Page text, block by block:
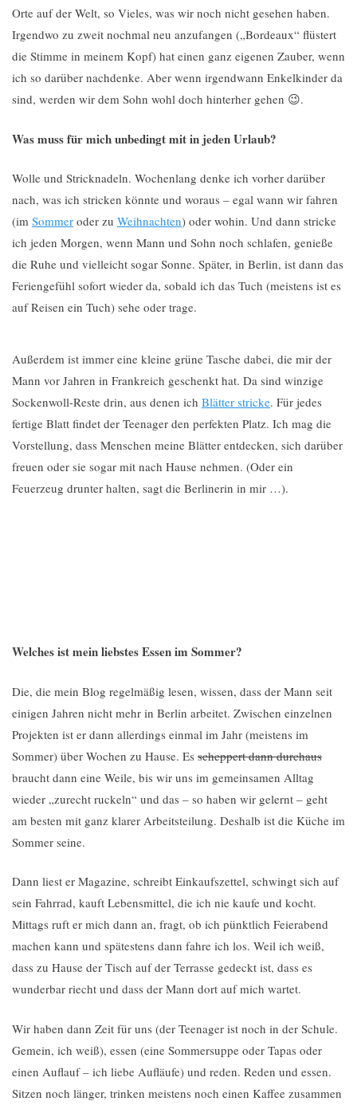
Orte auf der Welt, so Vieles, was wir noch nicht gesehen haben.
Irgendwo zu zweit nochmal neu anzufangen („Bordeaux“ flüstert
die Stimme in meinem Kopf) hat einen ganz eigenen Zauber, wenn
ich so darüber nachdenke. Aber wenn irgendwann Enkelkinder da
sind, werden wir dem Sohn wohl doch hinterher gehen 😉.
Was muss für mich unbedingt mit in jeden Urlaub?
Wolle und Stricknadeln. Wochenlang denke ich vorher darüber
nach, was ich stricken könnte und woraus – egal wann wir fahren
(im Sommer oder zu Weihnachten) oder wohin. Und dann stricke
ich jeden Morgen, wenn Mann und Sohn noch schlafen, genieße
die Ruhe und vielleicht sogar Sonne. Später, in Berlin, ist dann das
Feriengefühl sofort wieder da, sobald ich das Tuch (meistens ist es
auf Reisen ein Tuch) sehe oder trage.
Außerdem ist immer eine kleine grüne Tasche dabei, die mir der
Mann vor Jahren in Frankreich geschenkt hat. Da sind winzige
Sockenwoll-Reste drin, aus denen ich Blätter stricke. Für jedes
fertige Blatt findet der Teenager den perfekten Platz. Ich mag die
Vorstellung, dass Menschen meine Blätter entdecken, sich darüber
freuen oder sie sogar mit nach Hause nehmen. (Oder ein
Feuerzeug drunter halten, sagt die Berlinerin in mir …).
Welches ist mein liebstes Essen im Sommer?
Die, die mein Blog regelmäßig lesen, wissen, dass der Mann seit
einigen Jahren nicht mehr in Berlin arbeitet. Zwischen einzelnen
Projekten ist er dann allerdings einmal im Jahr (meistens im
Sommer) über Wochen zu Hause. Es scheppert dann durchaus
braucht dann eine Weile, bis wir uns im gemeinsamen Alltag
wieder „zurecht ruckeln“ und das – so haben wir gelernt – geht
am besten mit ganz klarer Arbeitsteilung. Deshalb ist die Küche im
Sommer seine.
Dann liest er Magazine, schreibt Einkaufszettel, schwingt sich auf
sein Fahrrad, kauft Lebensmittel, die ich nie kaufe und kocht.
Mittags ruft er mich dann an, fragt, ob ich pünktlich Feierabend
machen kann und spätestens dann fahre ich los. Weil ich weiß,
dass zu Hause der Tisch auf der Terrasse gedeckt ist, dass es
wunderbar riecht und dass der Mann dort auf mich wartet.
Wir haben dann Zeit für uns (der Teenager ist noch in der Schule.
Gemein, ich weiß), essen (eine Sommersuppe oder Tapas oder
einen Auflauf – ich liebe Aufläufe) und reden. Reden und essen.
Sitzen noch länger, trinken meistens noch einen Kaffee zusammen